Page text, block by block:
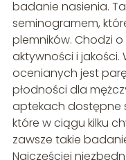
badanie nasienia.
seminogramem,
plemników. Chodzi
aktywności i
ocenianych jest
płodności dla
aptekach dostępne
które w ciągu kilku
zawsze takie
Najczęściej